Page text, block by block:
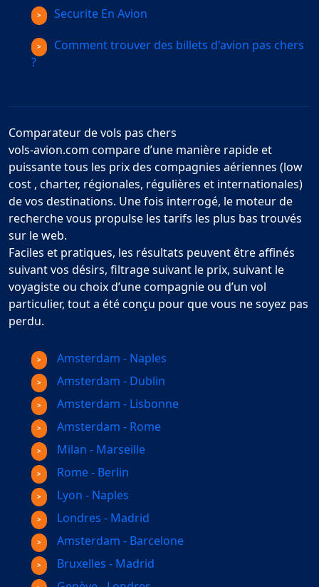
Securite En Avion
Comment trouver des billets d'avion pas chers
?
Comparateur de vols pas chers
vols-avion.com compare d’une manière rapide et
puissante tous les prix des compagnies aériennes (low
cost , charter, régionales, régulières et internationales)
de vos destinations. Une fois interrogé, le moteur de
recherche vous propulse les tarifs les plus bas trouvés
sur le web.
Faciles et pratiques, les résultats peuvent être affinés
suivant vos désirs, filtrage suivant le prix, suivant le
voyagiste ou choix d’une compagnie ou d’un vol
particulier, tout a été conçu pour que vous ne soyez pas
perdu.
Amsterdam - Naples
Amsterdam - Dublin
Amsterdam - Lisbonne
Amsterdam - Rome
Milan - Marseille
Rome - Berlin
Lyon - Naples
Londres - Madrid
Amsterdam - Barcelone
Bruxelles - Madrid